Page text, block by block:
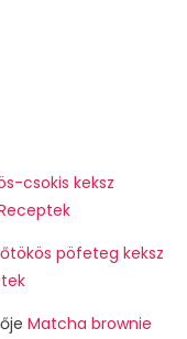
csokis keksz
pöfeteg keksz
Matcha brownie